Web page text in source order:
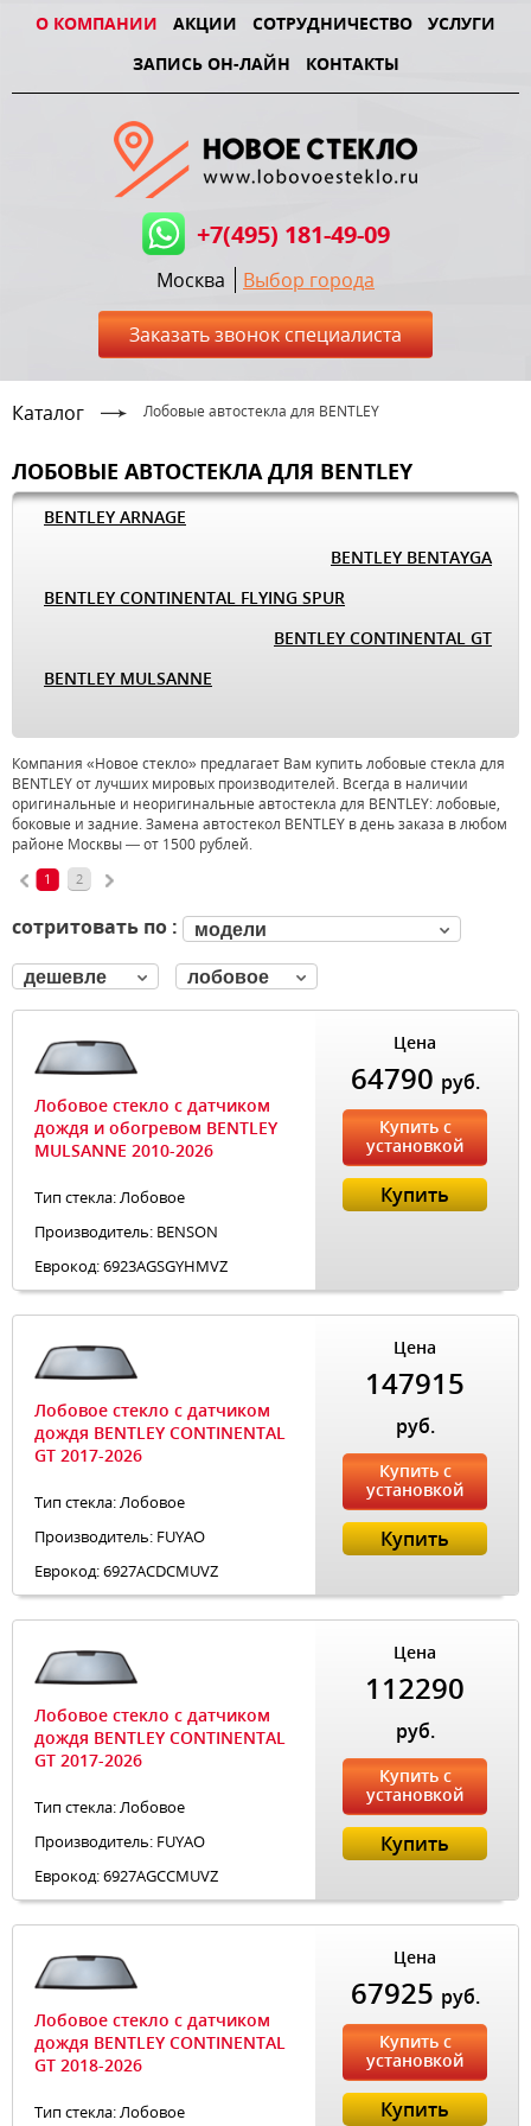
О КОМПАНИИ АКЦИИ СОТРУДНИЧЕСТВО
УСЛУГИ
ЗАПИСЬ ОН-ЛАЙН
КОНТАКТЫ
+7(495) 181-49-09
Москва Выбор города
Заказать звонок специалиста
Каталог Лобовые автостекла для BENTLEY
ЛОБОВЫЕ АВТОСТЕКЛА ДЛЯ BENTLEY
BENTLEY ARNAGE
BENTLEY BENTAYGA
BENTLEY CONTINENTAL FLYING SPUR
BENTLEY CONTINENTAL GT
BENTLEY MULSANNE
Компания «Новое стекло» предлагает Вам купить лобовые стекла для
BENTLEY от лучших мировых производителей. Всегда в наличии
оригинальные и неоригинальные автостекла для BENTLEY: лобовые,
боковые и задние. Замена автостекол BENTLEY в день заказа в любом
районе Москвы — от 1500 рублей.
1 2
сотритовать по : модели
дешевле лобовое
Лобовое стекло с датчиком
дождя и обогревом BENTLEY
MULSANNE 2010-2026
Тип стекла: Лобовое
Производитель: BENSON
Еврокод: 6923AGSGYHMVZ
Цена
64790 руб.
Купить с
установкой
Купить
Лобовое стекло с датчиком
дождя BENTLEY CONTINENTAL
GT 2017-2026
Тип стекла: Лобовое
Производитель: FUYAO
Еврокод: 6927ACDCMUVZ
Цена
147915
руб.
Купить с
установкой
Купить
Лобовое стекло с датчиком
дождя BENTLEY CONTINENTAL
GT 2017-2026
Тип стекла: Лобовое
Производитель: FUYAO
Еврокод: 6927AGCCMUVZ
Цена
112290
руб.
Купить с
установкой
Купить
Лобовое стекло с датчиком
дождя BENTLEY CONTINENTAL
GT 2018-2026
Тип стекла: Лобовое
Цена
67925 руб.
Купить с
установкой
Купить